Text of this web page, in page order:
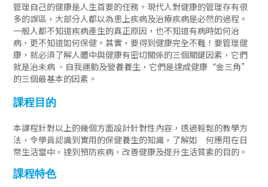
管理自己的健康是人生首要的任務。現代人對健康的管理存有很
多的誤區，大部分人都以為患上疾病及治療疾病是必然的過程。
一般人都不知道疾病產生的真正原因，也不知道有病時如何治
病，更不知道如何保健。其實，要得到健康完全不難！要管理健
康，就必須了解人體中與健康有密切關係的三個關鍵因素，它們
就是治未病 、自我運動及營養養生，它們是達成健康 “金三角”
的三個最基本的因素。
課程目的
本課程針對以上的幾個方面設計針對性內容，透過輕鬆的教學方
法，令學員認識到實用的保健養生的知識，了解如 何應用在日
常生活當中，達到預防疾病，改善健康及提升生活質素的目的。
課程特色